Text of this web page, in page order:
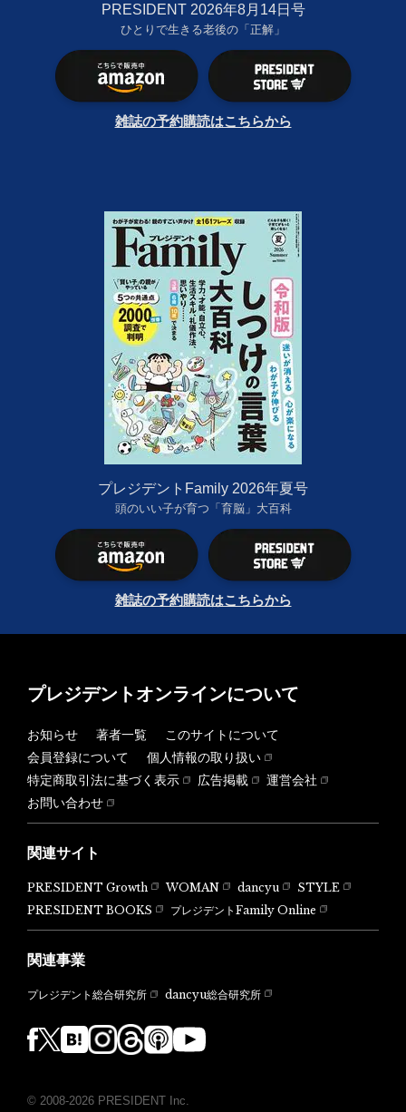
PRESIDENT 2026年8月14日号
ひとりで生きる老後の「正解」
雑誌の予約購読はこちらから
プレジデントFamily 2026年夏号
頭のいい子が育つ「育脳」大百科
雑誌の予約購読はこちらから
プレジデントオンラインについて
お知らせ 著者一覧
このサイトについて
会員登録について
個人情報の取り扱い
特定商取引法に基づく表示
広告掲載
運営会社
お問い合わせ
関連サイト
PRESIDENT Growth WOMAN dancyu
STYLE
PRESIDENT BOOKS
プレジデントFamily Online
関連事業
プレジデント総合研究所 dancyu総合研究所
© 2008-2026 PRESIDENT Inc.